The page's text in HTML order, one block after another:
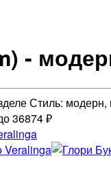
-
Стиль:
36874 ₽